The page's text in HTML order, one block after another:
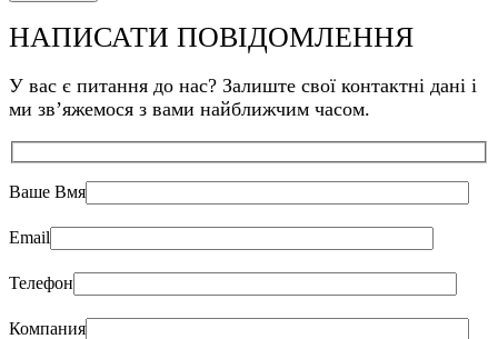
НАПИСАТИ ПОВІДОМЛЕННЯ
У вас є питання до нас? Залиште свої контактні дані і
ми звʼяжемося з вами найближчим часом.
Ваше Bмя
Email
Телефон
Компания